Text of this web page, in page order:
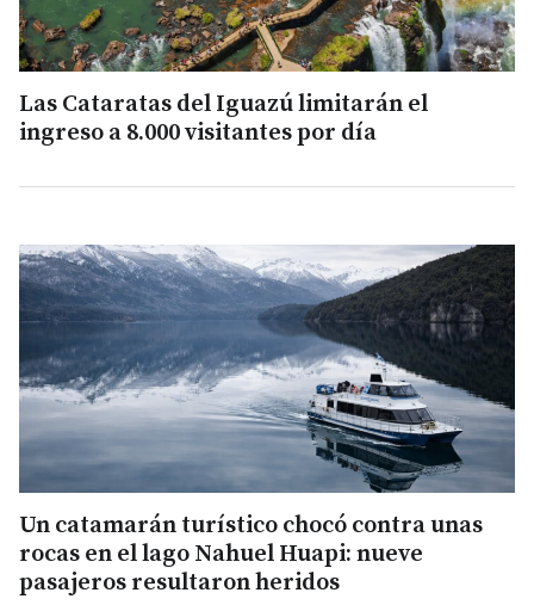
Las Cataratas del Iguazú limitarán el
ingreso a 8.000 visitantes por día
Un catamarán turístico chocó contra unas
rocas en el lago Nahuel Huapi: nueve
pasajeros resultaron heridos